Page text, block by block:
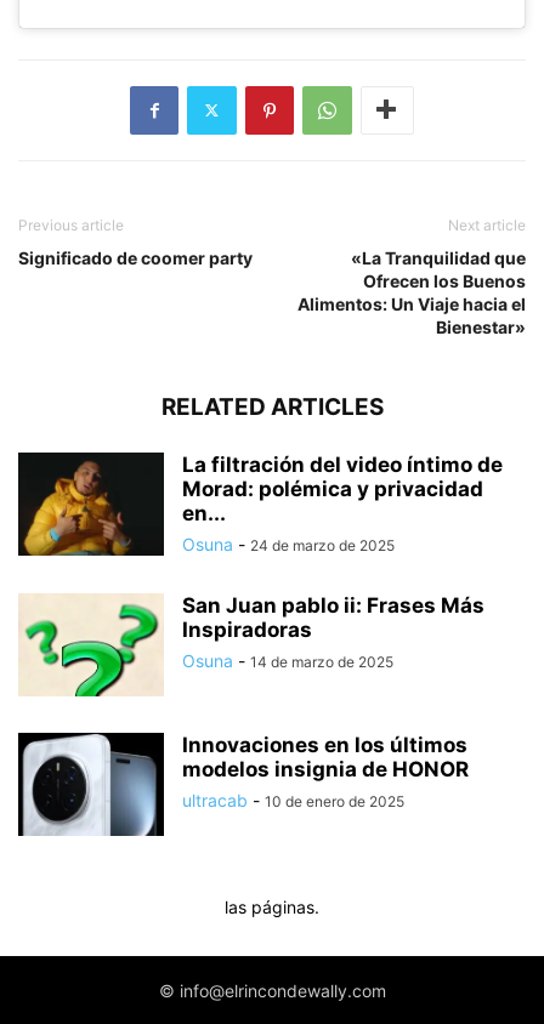
Previous article
Significado de coomer party
Next article
«La Tranquilidad que
Ofrecen los Buenos
Alimentos: Un Viaje hacia el
Bienestar»
RELATED ARTICLES
La filtración del video íntimo de
Morad: polémica y privacidad
en...
Osuna - 24 de marzo de 2025
San Juan pablo ii: Frases Más
Inspiradoras
Osuna - 14 de marzo de 2025
Innovaciones en los últimos
modelos insignia de HONOR
ultracab - 10 de enero de 2025
las páginas.
© info@elrincondewally.com